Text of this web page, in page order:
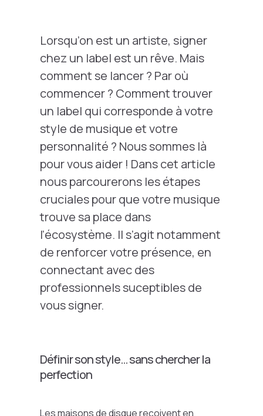
Lorsqu’on est un artiste, signer
chez un label est un rêve. Mais
comment se lancer ? Par où
commencer ? Comment trouver
un label qui corresponde à votre
style de musique et votre
personnalité ? Nous sommes là
pour vous aider ! Dans cet article
nous parcourerons les étapes
cruciales pour que votre musique
trouve sa place dans
l’écosystème. Il s’agit notamment
de renforcer votre présence, en
connectant avec des
professionnels suceptibles de
vous signer.
Définir son style… sans chercher la
perfection
Les maisons de disque reçoivent en